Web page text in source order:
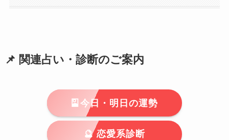
📌 関連占い・診断のご案内
🎴今日・明日の運勢
🔮 恋愛系診断